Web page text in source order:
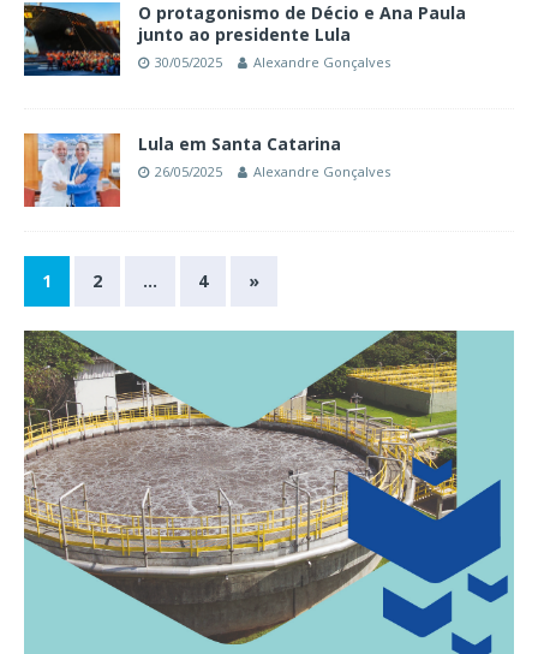
O protagonismo de Décio e Ana Paula
junto ao presidente Lula
30/05/2025 Alexandre Gonçalves
Lula em Santa Catarina
26/05/2025 Alexandre Gonçalves
1 2 … 4 »